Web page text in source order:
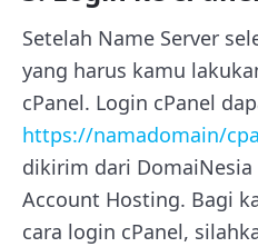
Setelah Name Server
yang harus kamu
cPanel. Login cPanel
https://namadomain/
dikirim dari
Account Hosting. Bagi
cara login cPanel,